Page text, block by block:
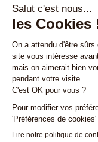
GYP SEA HOTEL
SAINT BARTH - FRENCH WEST
Megève•